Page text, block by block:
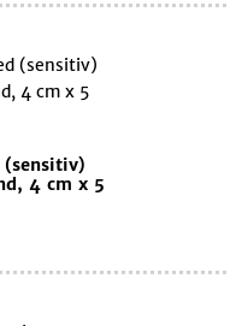
(sensitiv)
4 cm x 5